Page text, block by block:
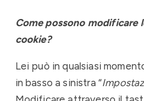
Come possono modificare
cookie?
Lei può in qualsiasi
in basso a sinistra “